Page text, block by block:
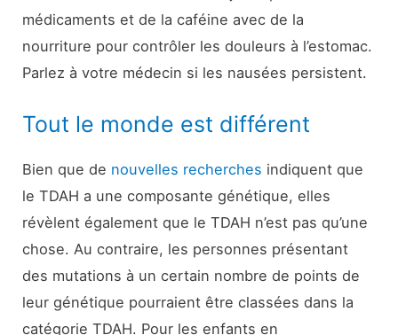
médicaments et de la caféine avec de la
nourriture pour contrôler les douleurs à l’estomac.
Parlez à votre médecin si les nausées persistent.
Tout le monde est différent
Bien que de nouvelles recherches indiquent que
le TDAH a une composante génétique, elles
révèlent également que le TDAH n’est pas qu’une
chose. Au contraire, les personnes présentant
des mutations à un certain nombre de points de
leur génétique pourraient être classées dans la
catégorie TDAH. Pour les enfants en